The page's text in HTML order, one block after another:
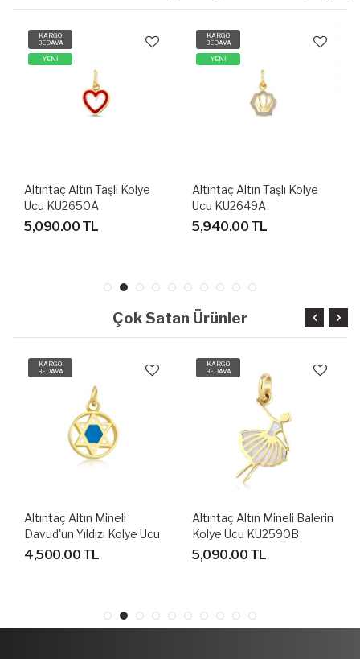
KARGO
BEDAVA
YENİ
Altıntaç Altın Taşlı Kolye
Ucu KU2650A
5,090.00 TL
KARGO
BEDAVA
YENİ
Altıntaç Altın Taşlı Kolye
Ucu KU2649A
5,940.00 TL
Çok Satan Ürünler
KARGO
BEDAVA
Altıntaç Altın Mineli
Davud'un Yıldızı Kolye Ucu
KU2570A
4,500.00 TL
KARGO
BEDAVA
Altıntaç Altın Mineli Balerin
Kolye Ucu KU2590B
5,090.00 TL